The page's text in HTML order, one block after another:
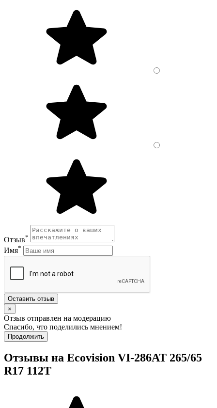
Отзыв*
Имя*
Оставить отзыв
×
Отзыв отправлен на модерацию
Спасибо, что поделились мнением!
Продолжить
Отзывы на Ecovision VI-286AT 265/65
R17 112T